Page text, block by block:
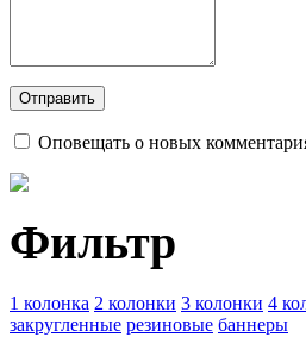
Оповещать о новых
Фильтр
1 колонка 2 колонки 3 колонки 4
закругленные резиновые баннеры